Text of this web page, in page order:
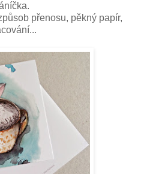
přenosu, pěkný papír,